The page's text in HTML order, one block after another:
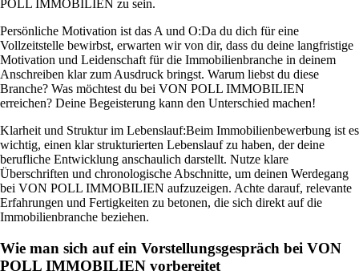
POLL IMMOBILIEN zu sein.
Persönliche Motivation ist das A und O:Da du dich für eine
Vollzeitstelle bewirbst, erwarten wir von dir, dass du deine langfristige
Motivation und Leidenschaft für die Immobilienbranche in deinem
Anschreiben klar zum Ausdruck bringst. Warum liebst du diese
Branche? Was möchtest du bei VON POLL IMMOBILIEN
erreichen? Deine Begeisterung kann den Unterschied machen!
Klarheit und Struktur im Lebenslauf:Beim Immobilienbewerbung ist es
wichtig, einen klar strukturierten Lebenslauf zu haben, der deine
berufliche Entwicklung anschaulich darstellt. Nutze klare
Überschriften und chronologische Abschnitte, um deinen Werdegang
bei VON POLL IMMOBILIEN aufzuzeigen. Achte darauf, relevante
Erfahrungen und Fertigkeiten zu betonen, die sich direkt auf die
Immobilienbranche beziehen.
Wie man sich auf ein Vorstellungsgespräch bei VON
POLL IMMOBILIEN vorbereitet